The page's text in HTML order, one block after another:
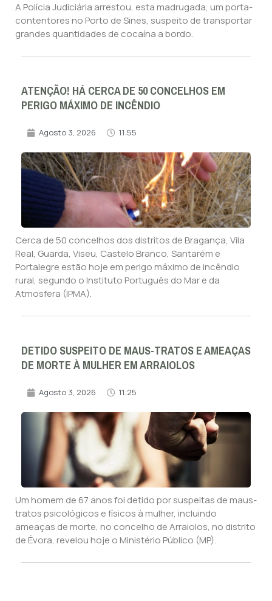
A Polícia Judiciária arrestou, esta madrugada, um porta-
contentores no Porto de Sines, suspeito de transportar
grandes quantidades de cocaína a bordo.
ATENÇÃO! HÁ CERCA DE 50 CONCELHOS EM
PERIGO MÁXIMO DE INCÊNDIO
Agosto 3, 2026 11:55
Cerca de 50 concelhos dos distritos de Bragança, Vila
Real, Guarda, Viseu, Castelo Branco, Santarém e
Portalegre estão hoje em perigo máximo de incêndio
rural, segundo o Instituto Português do Mar e da
Atmosfera (IPMA).
DETIDO SUSPEITO DE MAUS-TRATOS E AMEAÇAS
DE MORTE À MULHER EM ARRAIOLOS
Agosto 3, 2026 11:25
Um homem de 67 anos foi detido por suspeitas de maus-
tratos psicológicos e físicos à mulher, incluindo
ameaças de morte, no concelho de Arraiolos, no distrito
de Évora, revelou hoje o Ministério Público (MP).